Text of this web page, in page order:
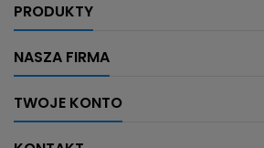
PRODUKTY
NASZA FIRMA
TWOJE KONTO